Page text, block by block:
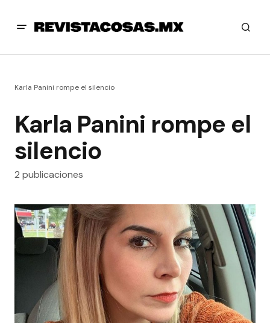
Karla Panini rompe el silencio
Karla Panini rompe el
silencio
2 publicaciones